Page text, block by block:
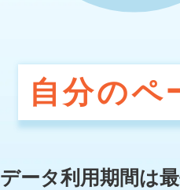
自分のペ
データ利用期間は